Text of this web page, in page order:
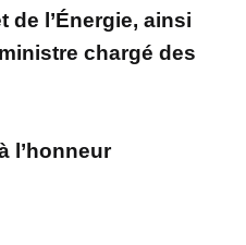
de l’Énergie, ainsi
chargé des
l’honneur